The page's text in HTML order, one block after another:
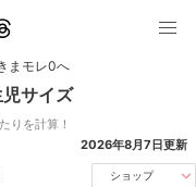
まモレ0へ
サイズ
りを計算！
2026年8月7日更新
ショップ